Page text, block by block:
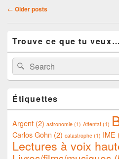
Post
← Older posts
Sidebar
Widget
Area
Trouve ce que tu veux…
Search
for:
Search
Étiquettes
Argent (2) astronomie (1) Attentat (1)
Carlos Gohn (2) catastrophe (1) IME
Lectures à voix